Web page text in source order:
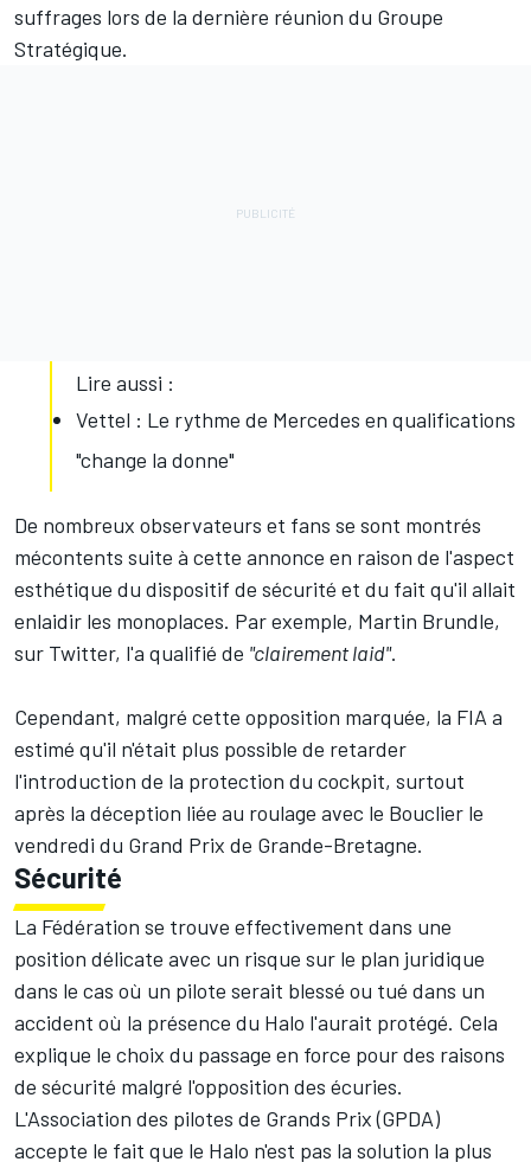
suffrages lors de la dernière réunion du Groupe
Stratégique.
Lire aussi :
Vettel : Le rythme de Mercedes en qualifications
"change la donne"
De nombreux observateurs et fans se sont montrés
mécontents suite à cette annonce en raison de l'aspect
esthétique du dispositif de sécurité et du fait qu'il allait
enlaidir les monoplaces. Par exemple, Martin Brundle,
sur Twitter, l'a qualifié de "clairement laid".
Cependant, malgré cette opposition marquée, la FIA a
estimé qu'il n'était plus possible de retarder
l'introduction de la protection du cockpit, surtout
après la déception liée au roulage avec le Bouclier le
vendredi du Grand Prix de Grande-Bretagne.
Sécurité
La Fédération se trouve effectivement dans une
position délicate avec un risque sur le plan juridique
dans le cas où un pilote serait blessé ou tué dans un
accident où la présence du Halo l'aurait protégé. Cela
explique le choix du passage en force pour des raisons
de sécurité malgré l'opposition des écuries.
L'Association des pilotes de Grands Prix (GPDA)
accepte le fait que le Halo n'est pas la solution la plus